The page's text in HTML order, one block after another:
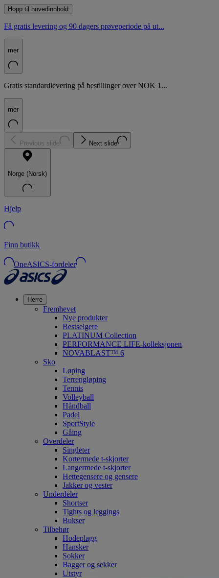
Hopp til hovedinnhold
Få gratis levering og 90 dagers prøveperiode på ut...
mer
Gratis standardlevering på bestillinger over NOK 1...
mer
Previous slide Next slide
Norge (Norsk)
Hjelp
Finn butikk
OneASICS-fordeler
Herre
Fremhevet
Nye produkter
Bestselgere
PLATINUM Collection
PERFORMANCE LIFE-kolleksjonen
NOVABLAST™ 6
Sko
Løping
Terrengløping
Tennis
Volleyball
Håndball
Padel
SportStyle
Gåing
Overdeler
Singleter
Kortermede t-skjorter
Langermede t-skjorter
Hettegensere og gensere
Jakker og vester
Underdeler
Shortser
Tights og leggings
Bukser
Tilbehør
Hodeplagg
Hansker
Sokker
Bagger og sekker
Utstyr